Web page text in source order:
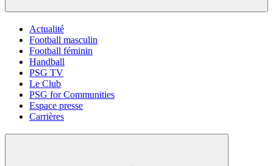
Actualité
Football masculin
Football féminin
Handball
PSG TV
Le Club
PSG for Communities
Espace presse
Carrières